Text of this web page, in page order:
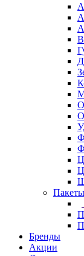
Пакеты
Бренды
Акции